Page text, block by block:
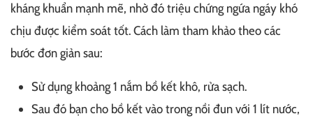
kháng khuẩn mạnh mẽ, nhờ đó triệu chứng ngứa ngáy khó
chịu được kiểm soát tốt. Cách làm tham khảo theo các
bước đơn giản sau:
Sử dụng khoảng 1 nắm bồ kết khô, rửa sạch.
Sau đó bạn cho bồ kết vào trong nồi đun với 1 lít nước,